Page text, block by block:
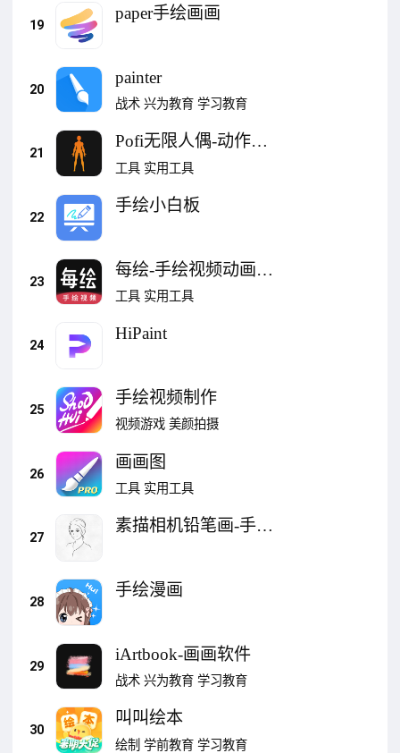
19
paper手绘画画
20
painter
战术 兴为教育 学习教育
21
Pofi无限人偶-动作・
参考・辅助
工具 实用工具
22
手绘小白板
23
每绘-手绘视频动画
App
工具 实用工具
24
HiPaint
25
手绘视频制作
视频游戏 美颜拍摄
26
画画图
工具 实用工具
27
素描相机铅笔画-手绘
28
手绘漫画
29
iArtbook-画画软件
战术 兴为教育 学习教育
30
叫叫绘本
绘制 学前教育 学习教育